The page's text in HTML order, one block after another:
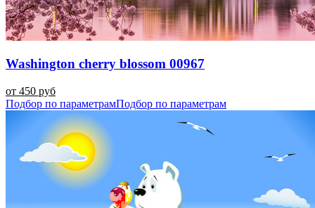
Washington cherry blossom 00967
от 450 руб
Подбор по параметрамПодбор по параметрам